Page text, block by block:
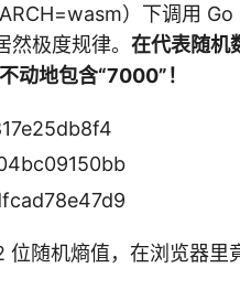
）下调用 Go
极度规律。 在代表随机
动地包含“7000”！
位随机熵值，在浏览器里